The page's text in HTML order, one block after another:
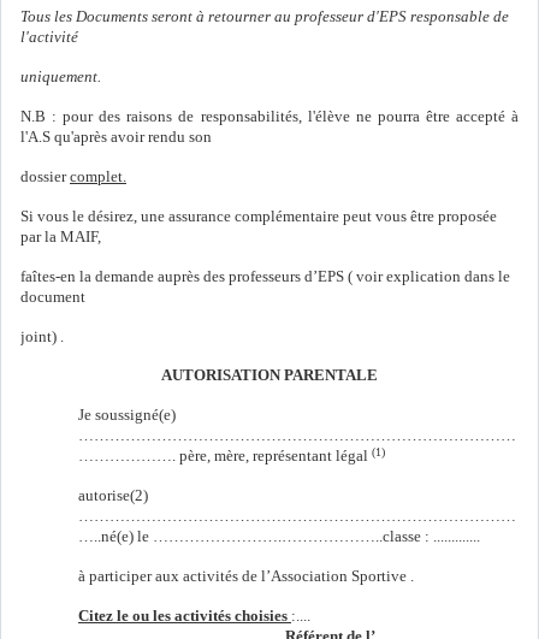
Tous les Documents seront à retourner au professeur d'EPS responsable de
l'activité
uniquement.
N.B : pour des raisons de responsabilités, l'élève ne pourra être accepté à
l'A.S qu'après avoir rendu son
dossiercomplet.
Si vous le désirez, une assurance complémentaire peut vous être proposée
par la MAIF,
faîtes-en la demande auprès des professeurs d’EPS ( voir explication dans le
document
joint) .
AUTORISATION PARENTALE
Je soussigné(e)
…………………………………………………………………………
………………. père, mère, représentant légal (1)
autorise(2)
…………………………………………………………………………
…..né(e) le …………………….………………..classe : .............
à participer aux activités de l’Association Sportive .
Citez le ou les activités choisies :....